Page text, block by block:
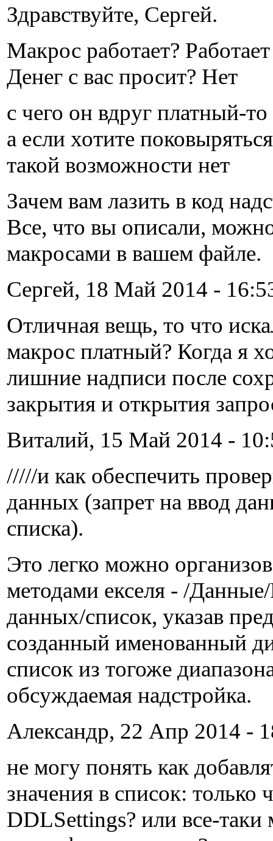
Здравствуйте, Сергей.
Макрос работает? Работает
Денег с вас просит? Нет
с чего он вдруг платный-то
а если хотите
такой возможности нет
Зачем вам лазить в код
Все, что вы описали,
макросами в вашем файле.
Сергей, 18 Май 2014 -
Отличная вещь, то что
макрос платный? Когда я
лишние надписи после
закрытия и открытия
Виталий, 15 Май 2014 -
/////и как обеспечить
данных (запрет на ввод
списка).
Это легко можно
методами екселя - /
данных/список, указав
созданный именованный
список из тогоже
обсуждаемая надстройка.
Александр, 22 Апр 2014 -
не могу понять как
значения в список: только
DDLSettings? или все-